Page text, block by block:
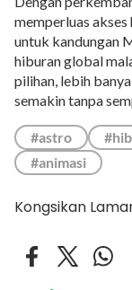
memperluas
untuk kandungan
hiburan global
pilihan, lebih
semakin tanpa
#astro
#animasi
Kongsikan